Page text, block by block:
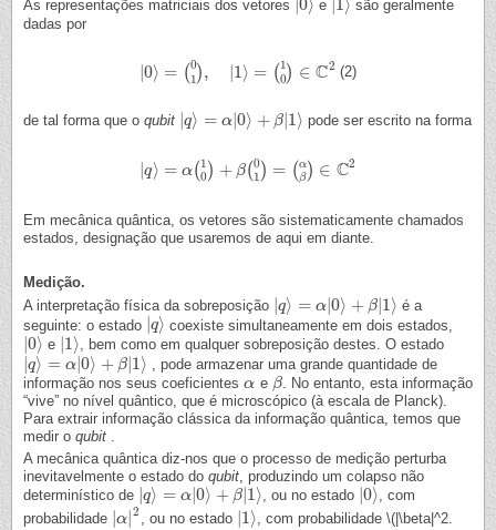
As representações matriciais dos vetores 0⟩
0⟩ e 1⟩
1⟩ são geralmente
dadas por
0⟩ = (0
1), 1 ⟩ = (1
0) ∈ C2
0⟩= (01 ),|1 ⟩ 0)∈C2 (2)
de tal forma que o qubit q⟩ = α |0⟩ + β 1⟩
q⟩= α| 0⟩+β|1 ⟩ pode ser escrito na forma
|q⟩ = α(1
0 ) + β(0
1 ) = (α
β) ∈ C2
q⟩=α( 10)+ β 01 )=(α β )∈ C2
Em mecânica quântica, os vetores são sistematicamente chamados
estados, designação que usaremos de aqui em diante.
Medição.
A interpretação física da sobreposição q⟩ = α |0⟩ + β 1 ⟩
q⟩= α| 0⟩+β|1 ⟩
é a
seguinte: o estado q⟩
q⟩ coexiste simultaneamente em dois estados,
0⟩
0⟩ e 1⟩
1⟩ , bem como em qualquer sobreposição destes. O estado
q⟩ = α |0⟩ + β 1⟩
q⟩= α| 0⟩+β|1 ⟩
, pode armazenar uma grande quantidade de
informação nos seus coeficientes α
α e β
β. No entanto, esta informação
“vive” no nível quântico, que é microscópico (à escala de Planck).
Para extrair informação clássica da informação quântica, temos que
medir o qubit .
A mecânica quântica diz-nos que o processo de medição perturba
inevitavelmente o estado do qubit, produzindo um colapso não
determinístico de q⟩ = α |0⟩ + β 1⟩
q⟩= α| 0⟩+β|1 ⟩ , ou no estado |0⟩
0⟩ , com
probabilidade α
2
α| 2 , ou no estado 1⟩
1⟩ , com probabilidade \(|\beta|^2.